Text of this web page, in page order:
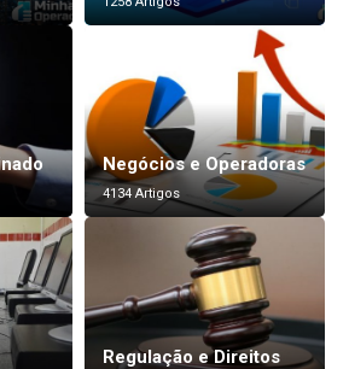
Negócios e Operadoras
4134 Artigos
Regulação e Direitos